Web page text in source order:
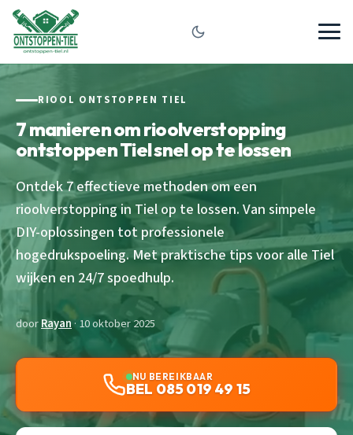
RIOOL ONTSTOPPEN TIEL
7 manieren om rioolverstopping
ontstoppen Tiel snel op te lossen
Ontdek 7 effectieve methoden om een
rioolverstopping in Tiel op te lossen. Van simpele
DIY-oplossingen tot professionele
hogedrukspoeling. Met praktische tips voor alle Tiel
wijken en 24/7 spoedhulp.
doorRayan· 10 oktober 2025
NU BEREIKBAAR
BEL 085 019 49 15